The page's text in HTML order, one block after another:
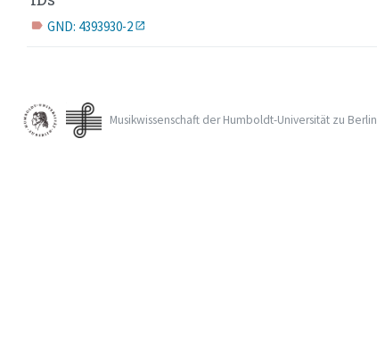
label GND: 4393930-2
Musikwissenschaft derHumboldt-Universität zu Berlin